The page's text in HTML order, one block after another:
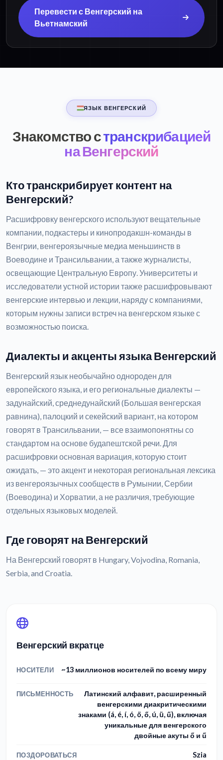
Перевести с Венгерский на
Вьетнамский
ЯЗЫК ВЕНГЕРСКИЙ
Знакомство странскрибацией
на Венгерский
Кто транскрибирует контент на
Венгерский?
Расшифровку венгерского используют вещательные
компании, подкастеры и кинопродакшн-команды в
Венгрии, венгероязычные медиа меньшинств в
Воеводине и Трансильвании, а также журналисты,
освещающие Центральную Европу. Университеты и
исследователи устной истории также расшифровывают
венгерские интервью и лекции, наряду с компаниями,
которым нужны записи встреч на венгерском языке с
возможностью поиска.
Диалекты и акценты языка Венгерский
Венгерский язык необычайно однороден для
европейского языка, и его региональные диалекты —
задунайский, среднедунайский (Большая венгерская
равнина), палоцкий и секейский вариант, на котором
говорят в Трансильвании, — все взаимопонятны со
стандартом на основе будапештской речи. Для
расшифровки основная вариация, которую стоит
ожидать, — это акцент и некоторая региональная лексика
из венгероязычных сообществ в Румынии, Сербии
(Воеводина) и Хорватии, а не различия, требующие
отдельных языковых моделей.
Где говорят на Венгерский
На Венгерский говорят в Hungary, Vojvodina, Romania,
Serbia, and Croatia.
Венгерский вкратце
НОСИТЕЛИ ~13 миллионов носителей по всему миру
ПИСЬМЕННОСТЬ
Латинский алфавит, расширенный
венгерскими диакритическими
знаками (á, é, í, ó, ö, ő, ú, ü, ű), включая
уникальные для венгерского
двойные акуты ő и ű
ПОЗДОРОВАТЬСЯ Szia